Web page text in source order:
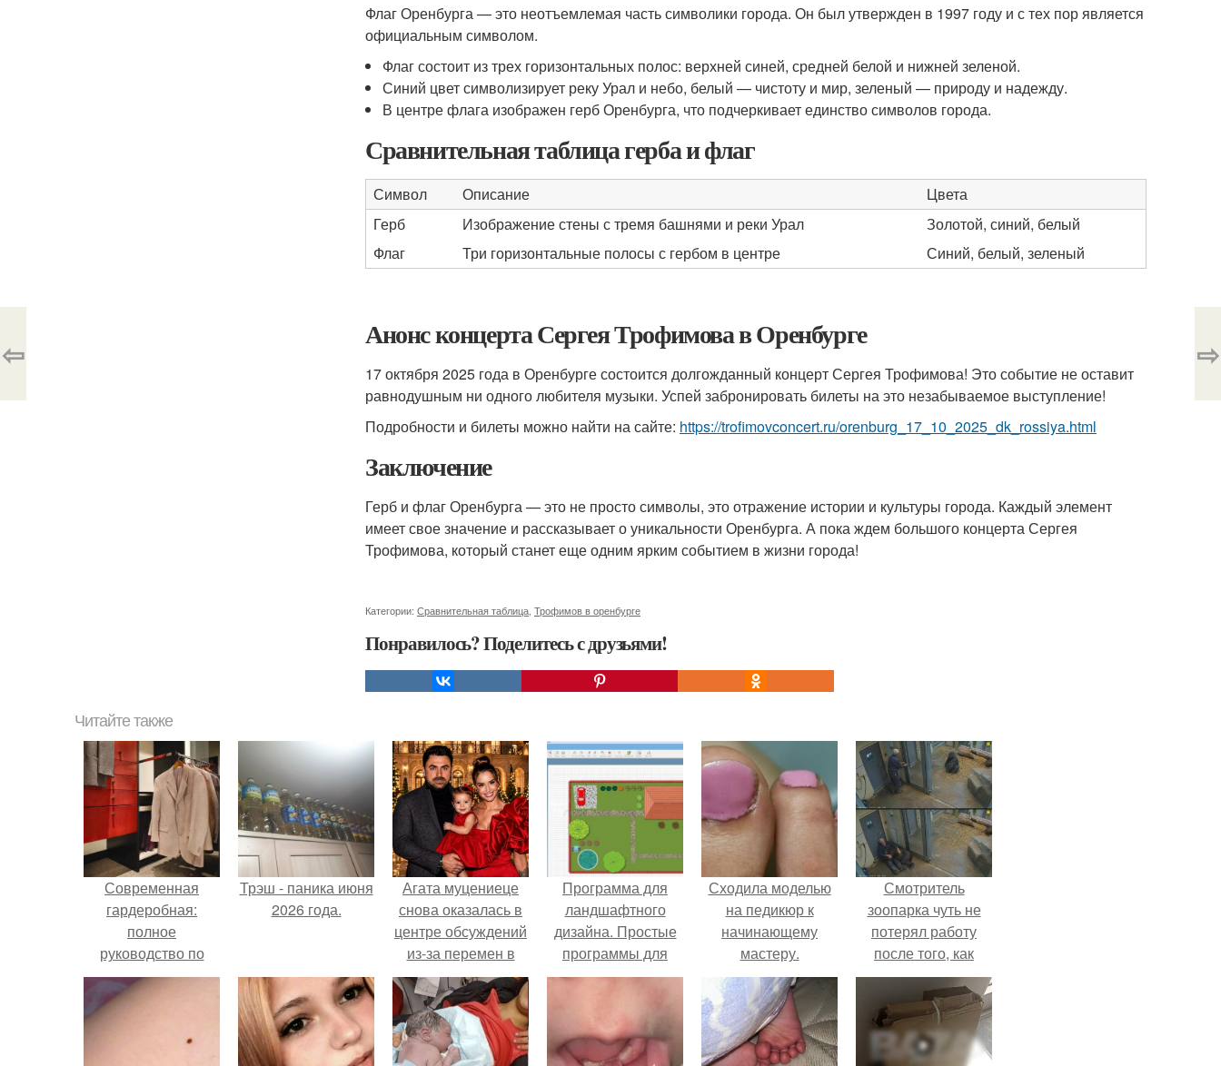
Флаг Оренбурга — это неотъемлемая часть символики города. Он был утвержден в 1997 году и с тех пор является
официальным символом.
Флаг состоит из трех горизонтальных полос: верхней синей, средней белой и нижней зеленой.
Синий цвет символизирует реку Урал и небо, белый — чистоту и мир, зеленый — природу и надежду.
В центре флага изображен герб Оренбурга, что подчеркивает единство символов города.
Сравнительная таблица герба и флаг
Символ Описание
Цвета
Герб
Изображение стены с тремя башнями и реки Урал
Золотой, синий, белый
Флаг
Три горизонтальные полосы с гербом в центре Синий, белый, зеленый
Анонс концерта Сергея Трофимова в Оренбурге
17 октября 2025 года в Оренбурге состоится долгожданный концерт Сергея Трофимова! Это событие не оставит
равнодушным ни одного любителя музыки. Успей забронировать билеты на это незабываемое выступление!
Подробности и билеты можно найти на сайте: https://trofimovconcert.ru/orenburg_17_10_2025_dk_rossiya.html
Заключение
Герб и флаг Оренбурга — это не просто символы, это отражение истории и культуры города. Каждый элемент
имеет свое значение и рассказывает о уникальности Оренбурга. А пока ждем большого концерта Сергея
Трофимова, который станет еще одним ярким событием в жизни города!
Категории: Сравнительная таблица Трофимов в оренбурге
Понравилось? Поделитесь с друзьями!
⇦ ⇨
Читайте также
Современная
гардеробная:
полное
руководство по
обустройству
Трэш - паника июня
2026 года.
Агата муцениеце
снова оказалась в
центре обсуждений
из-за перемен в
личной жизни.
Программа для
ландшафтного
дизайна. Простые
программы для
планировки и
участка
Сходила моделью
на педикюр к
начинающему
мастеру.
Смотритель
зоопарка чуть не
потерял работу
после того, как
камеры заметили,
как он ночью
пробирается в
вольер к горилле.